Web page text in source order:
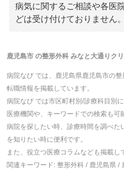
病気に関するご相談や各医
どは受け付けておりません。
鹿児島市の整形外科 みなと大通りク
病院なび では、 鹿児島県鹿児島市の整
転職情報を掲載しています。
病院なび では市区町村別/診療科目別
医療機関や、キーワードでの検索も可
病院を探したい時、診療時間を調べた
を知りたい時に便利です。
また、役立つ医療コラムなども掲載し
関連キーワード: 整形外科 / 鹿児島県 /